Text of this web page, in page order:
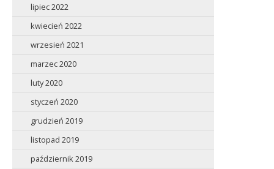
lipiec 2022
kwiecień 2022
wrzesień 2021
marzec 2020
luty 2020
styczeń 2020
grudzień 2019
listopad 2019
październik 2019